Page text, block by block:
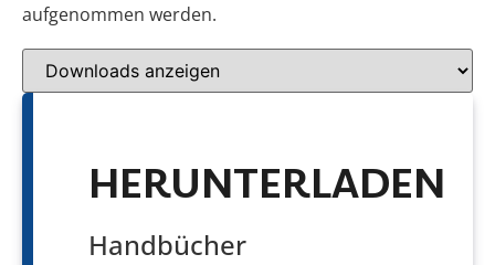
aufgenommen werden.
HERUNTERLADEN
Handbücher